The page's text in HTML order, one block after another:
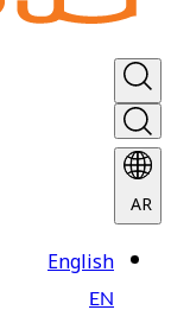
AR
English
EN